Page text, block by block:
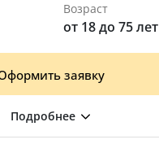
Возраст
от 18 до 75 лет
заявку